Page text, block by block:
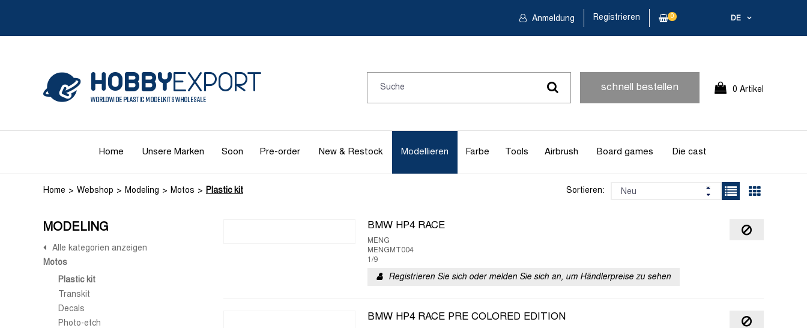
DE
Anmeldung Registrieren 0
schnell bestellen 0 Artikel
Home Unsere Marken Soon Pre-order New & Restock Modellieren Farbe Tools Airbrush Board games Die cast
Home Webshop Modeling Motos Plastic kit Sortieren:
MODELING
Alle kategorien anzeigen
Motos
Plastic kit
Transkit
Decals
Photo-etch
BMW HP4 RACE
MENG
MENGMT004
1/9
Registrieren Sie sich oder melden Sie sich an, um Händlerpreise zu sehen
BMW HP4 RACE PRE COLORED EDITION